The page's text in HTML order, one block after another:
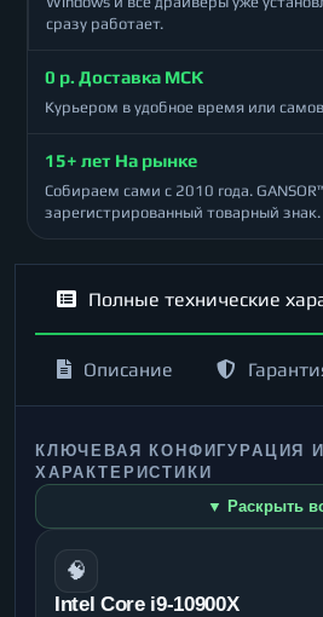
сразу работает.
0 р. Доставка МСК
Курьером в удобное время или
15+ лет На рынке
Собираем сами с 2010 года.
зарегистрированный товарный знак.
Полные технические
Описание
КЛЮЧЕВАЯ КОНФИГУРАЦИЯ
ХАРАКТЕРИСТИКИ
▼ Раскрыть
🧠
Intel Core i9-10900X